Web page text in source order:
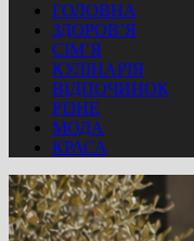
ГОЛОВНА
ЗДОРОВ’Я
СІМ’Я
КУЛІНАРІЯ
ВІДПОЧИНОК
РІЗНЕ
МОДА
КРАСА